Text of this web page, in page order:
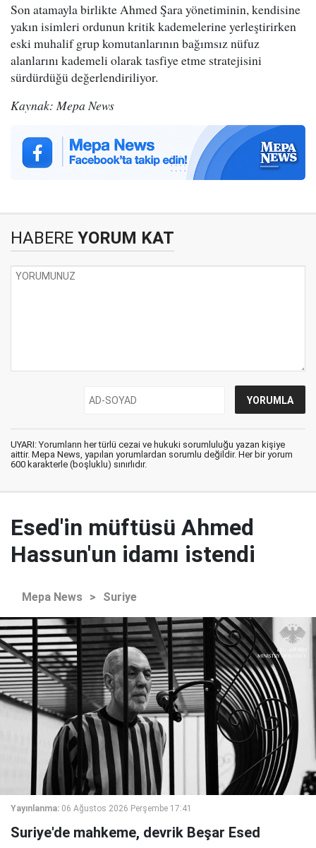
Son atamayla birlikte Ahmed Şara yönetiminin, kendisine
yakın isimleri ordunun kritik kademelerine yerleştirirken
eski muhalif grup komutanlarının bağımsız nüfuz
alanlarını kademeli olarak tasfiye etme stratejisini
sürdürdüğü değerlendiriliyor.
Kaynak: Mepa News
HABERE YORUM KAT
UYARI: Yorumların her türlü cezai ve hukuki sorumluluğu yazan kişiye
aittir. Mepa News, yapılan yorumlardan sorumlu değildir. Her bir yorum
600 karakterle (boşluklu) sınırlıdır.
Esed'in müftüsü Ahmed
Hassun'un idamı istendi
Mepa News > Suriye
Yayınlanma: 06 Ağustos 2026 Perşembe 17:41
Suriye'de mahkeme, devrik Beşar Esed